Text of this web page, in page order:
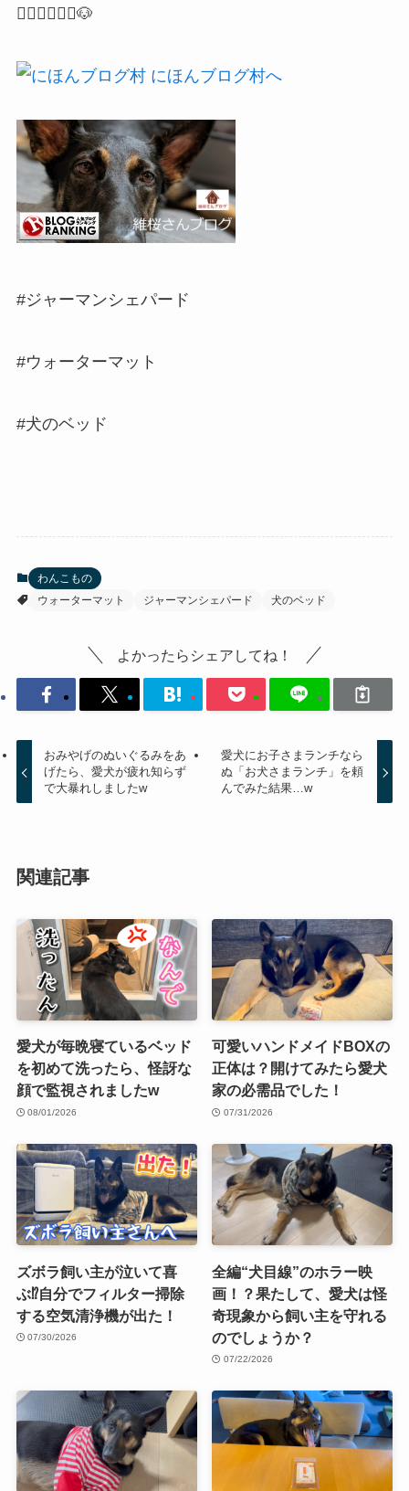
🙇🏻‍♂️🙇🏻‍♀️🐶
#ジャーマンシェパード
#ウォーターマット
#犬のベッド
わんこもの
ウォーターマット
ジャーマンシェパード 犬のベッド
よかったらシェアしてね！
おみやげのぬいぐるみをあ
げたら、愛犬が疲れ知らず
で大暴れしましたw
愛犬にお子さまランチなら
ぬ「お犬さまランチ」を頼
んでみた結果…w
関連記事
愛犬が毎晩寝ているベッド
を初めて洗ったら、怪訝な
顔で監視されましたw
08/01/2026
可愛いハンドメイドBOXの
正体は？開けてみたら愛犬
家の必需品でした！
07/31/2026
ズボラ飼い主が泣いて喜
ぶ⁉︎自分でフィルター掃除
する空気清浄機が出た！
07/30/2026
全編“犬目線”のホラー映
画！？果たして、愛犬は怪
奇現象から飼い主を守れる
のでしょうか？
07/22/2026